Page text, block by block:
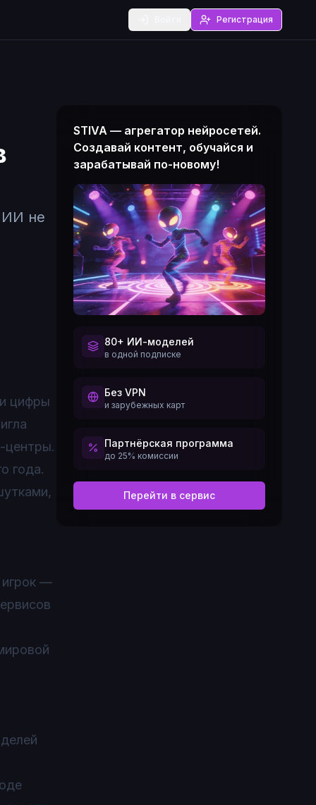
Регистрация
ИИ не
цифры
центры.
года.
игрок —
STIVA — агрегатор нейросетей.
Создавай контент, обучайся и
зарабатывай по-новому!
80+ ИИ-моделей
в одной подписке
Без VPN
и зарубежных карт
Партнёрская программа
до 25% комиссии
Перейти в сервис